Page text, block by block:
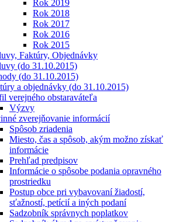
Rok 2019
Rok 2018
Rok 2017
Rok 2016
Rok 2015
Faktúry, Objednávky
(do 31.10.2015)
(do 31.10.2015)
a objednávky (do 31.10.2015)
verejného obstaraváteľa
Výzvy
zverejňovanie informácií
Spôsob zriadenia
Miesto, čas a spôsob, akým možno získať
informácie
Prehľad predpisov
Informácie o spôsobe podania opravného
prostriedku
Postup obce pri vybavovaní žiadostí,
sťažností, petícií a iných podaní
Sadzobník správnych poplatkov